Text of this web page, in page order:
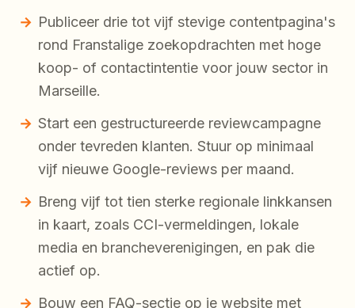
Publiceer drie tot vijf stevige contentpagina's
rond Franstalige zoekopdrachten met hoge
koop- of contactintentie voor jouw sector in
Marseille.
Start een gestructureerde reviewcampagne
onder tevreden klanten. Stuur op minimaal
vijf nieuwe Google-reviews per maand.
Breng vijf tot tien sterke regionale linkkansen
in kaart, zoals CCI-vermeldingen, lokale
media en brancheverenigingen, en pak die
actief op.
Bouw een FAQ-sectie op je website met